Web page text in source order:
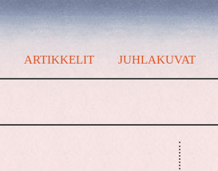
ARTIKKELIT JUHLAKUVAT